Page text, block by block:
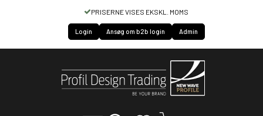
PRISERNE VISES EKSKL. MOMS
Login Ansøg om b2b login Admin